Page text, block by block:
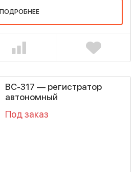
ПОДРОБНЕЕ
ВС-317 — регистратор
автономный
Под заказ